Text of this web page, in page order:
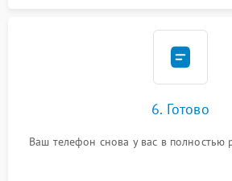
6. Готово
Ваш телефон снова у вас в полностью